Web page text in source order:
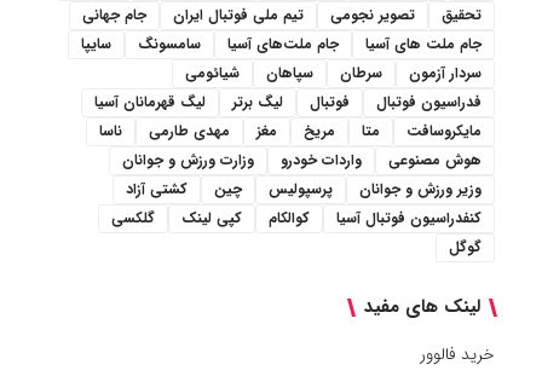
تحقیق
تصویر نجومی تیم ملی فوتبال ایران
جام جهانی
جام ملت های آسیا
جام ملت‌های آسیا سامسونگ
سایپا
سردار آزمون
سرطان سپاهان
شیائومی
فدراسیون فوتبال
فوتبال لیگ برتر
لیگ قهرمانان آسیا
مایکروسافت
متا مریخ مغز مهدی طارمی
ناسا
هوش مصنوعی
واردات خودرو
وزارت ورزش و جوانان
وزیر ورزش و جوانان
پرسپولیس چین
کشتی آزاد
کنفدراسیون فوتبال آسیا
کوالکام کپی لینک
گلکسی
گوگل
لینک های مفید
خرید فالوور